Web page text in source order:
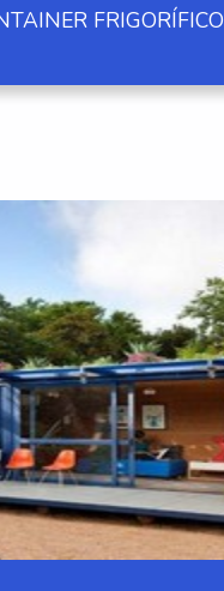
FRIGORÍFICO